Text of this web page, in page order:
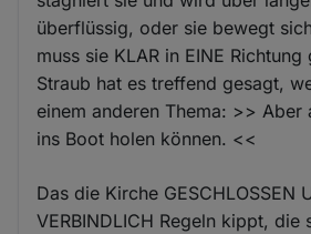
überflüssig, oder sie bewegt
muss sie KLAR in EINE
Straub hat es treffend gesagt,
einem anderen Thema: >> Aber
ins Boot holen können. <<
Das die Kirche GESCHLOSSEN
VERBINDLICH Regeln kippt, die